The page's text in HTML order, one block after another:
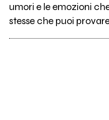
umori e le emozioni
stesse che puoi